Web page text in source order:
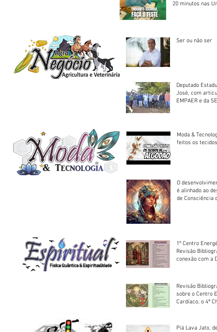
20 minutos nas
Ser ou não ser
Deputado
José, com
EMPAER e da
Moda &
feitos os
O
é alinhado ao
de Consciência
1º Centro
Revisão
conexão com a
Revisão
sobre o Centro
Cardíaco, o 4ª
Piá Lava Jato,